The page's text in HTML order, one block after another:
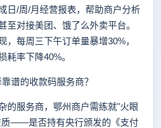
日/周/月经营报表，帮助商户分析
至对接美团、饿了么外卖平台。
，每周三下午订单量暴增30%，
耗率下降40%。
的收款码服务商？
服务商，鄂州商户需练就"火眼
质——是否持有央行颁发的《支付